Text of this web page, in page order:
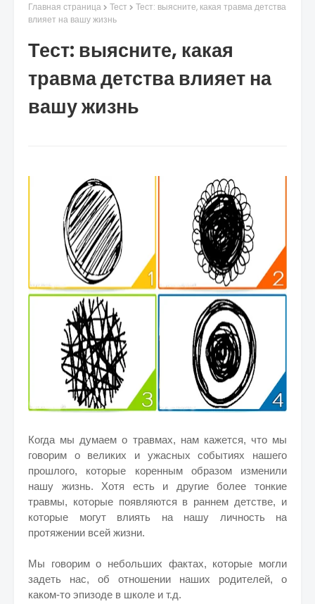
Главная страница Тест
Тест: выясните, какая травма детства
влияет на вашу жизнь
Тест: выясните, какая
травма детства влияет на
вашу жизнь
Когда мы думаем о травмах, нам кажется, что мы
говорим о великих и ужасных событиях нашего
прошлого, которые коренным образом изменили
нашу жизнь. Хотя есть и другие более тонкие
травмы, которые появляются в раннем детстве, и
которые могут влиять на нашу личность на
протяжении всей жизни.
Мы говорим о небольших фактах, которые могли
задеть нас, об отношении наших родителей, о
каком-то эпизоде в школе и т.д.